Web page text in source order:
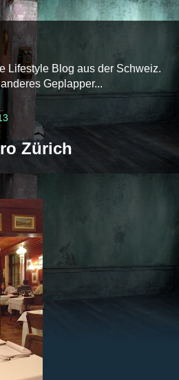
Lifestyle Blog aus der Schweiz.
Geplapper...
Zürich